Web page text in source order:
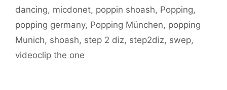
dancing, micdonet, poppin shoash, Popping,
popping germany, Popping München, popping
Munich, shoash, step 2 diz, step2diz, swep,
videoclip the one